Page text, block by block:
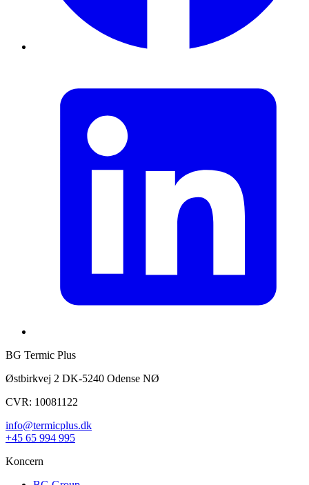
BG Termic Plus
Østbirkvej 2 DK-5240 Odense NØ
CVR: 10081122
info@termicplus.dk
+45 65 994 995
Koncern